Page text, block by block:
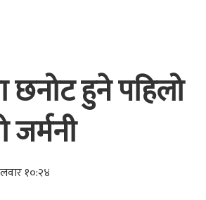
छनोट हुने पहिलो
जर्मनी
१०:२४